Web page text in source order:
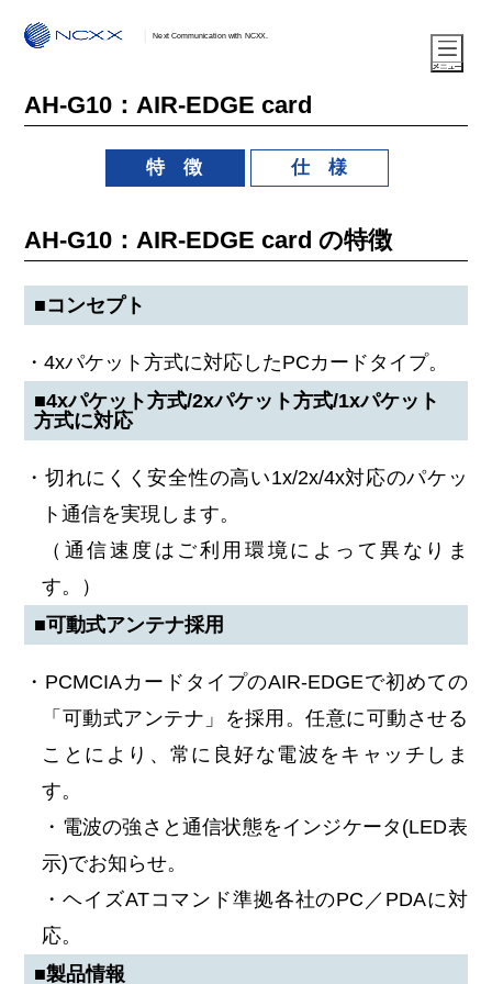
Next Communication with NCXX.
AH-G10：AIR-EDGE card
特 徴 仕 様
AH-G10：AIR-EDGE card の特徴
■コンセプト
・4xパケット方式に対応したPCカードタイプ。
■4xパケット方式/2xパケット方式/1xパケット
方式に対応
・切れにくく安全性の高い1x/2x/4x対応のパケッ
ト通信を実現します。
（通信速度はご利用環境によって異なりま
す。）
■可動式アンテナ採用
・PCMCIAカードタイプのAIR-EDGEで初めての
「可動式アンテナ」を採用。任意に可動させる
ことにより、常に良好な電波をキャッチしま
す。
・電波の強さと通信状態をインジケータ(LED表
示)でお知らせ。
・ヘイズATコマンド準拠各社のPC／PDAに対
応。
■製品情報